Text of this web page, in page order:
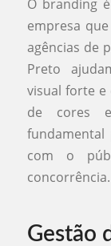
O branding
empresa
agências de
Preto
visual forte e
de cores
fundamental
com o
concorrência.
Gestão